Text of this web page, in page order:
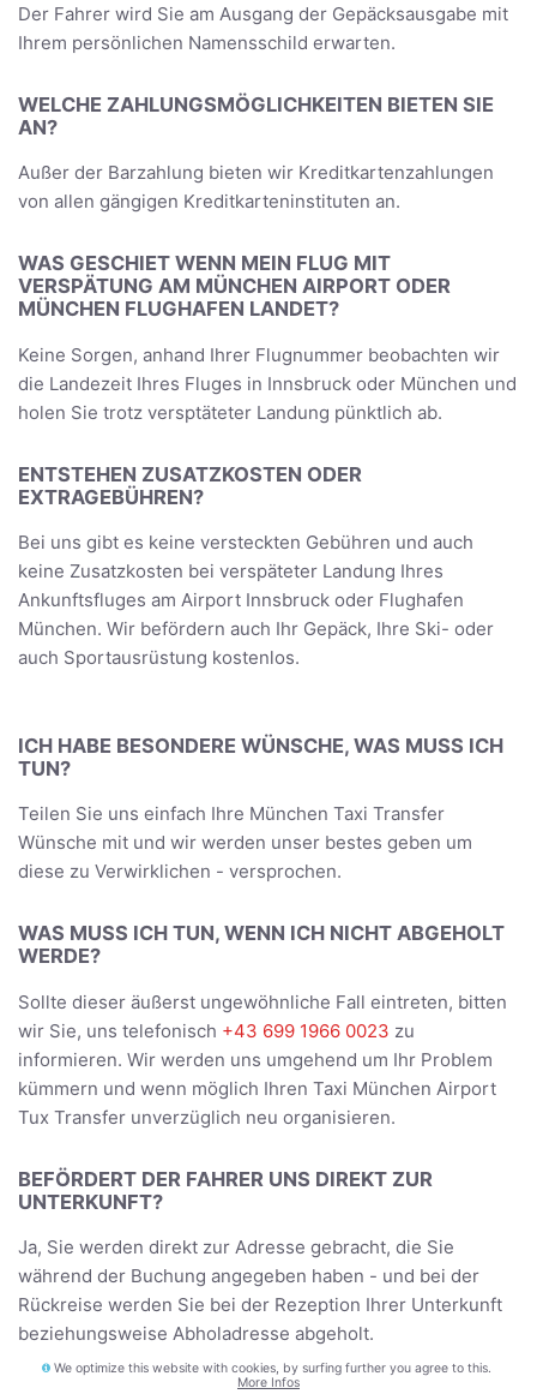
Der Fahrer wird Sie am Ausgang der Gepäcksausgabe mit
Ihrem persönlichen Namensschild erwarten.
WELCHE ZAHLUNGSMÖGLICHKEITEN BIETEN SIE
AN?
Außer der Barzahlung bieten wir Kreditkartenzahlungen
von allen gängigen Kreditkarteninstituten an.
WAS GESCHIET WENN MEIN FLUG MIT
VERSPÄTUNG AM MÜNCHEN AIRPORT ODER
MÜNCHEN FLUGHAFEN LANDET?
Keine Sorgen, anhand Ihrer Flugnummer beobachten wir
die Landezeit Ihres Fluges in Innsbruck oder München und
holen Sie trotz versptäteter Landung pünktlich ab.
ENTSTEHEN ZUSATZKOSTEN ODER
EXTRAGEBÜHREN?
Bei uns gibt es keine versteckten Gebühren und auch
keine Zusatzkosten bei verspäteter Landung Ihres
Ankunftsfluges am Airport Innsbruck oder Flughafen
München. Wir befördern auch Ihr Gepäck, Ihre Ski- oder
auch Sportausrüstung kostenlos.
ICH HABE BESONDERE WÜNSCHE, WAS MUSS ICH
TUN?
Teilen Sie uns einfach Ihre München Taxi Transfer
Wünsche mit und wir werden unser bestes geben um
diese zu Verwirklichen - versprochen.
WAS MUSS ICH TUN, WENN ICH NICHT ABGEHOLT
WERDE?
Sollte dieser äußerst ungewöhnliche Fall eintreten, bitten
wir Sie, uns telefonisch +43 699 1966 0023 zu
informieren. Wir werden uns umgehend um Ihr Problem
kümmern und wenn möglich Ihren Taxi München Airport
Tux Transfer unverzüglich neu organisieren.
BEFÖRDERT DER FAHRER UNS DIREKT ZUR
UNTERKUNFT?
Ja, Sie werden direkt zur Adresse gebracht, die Sie
während der Buchung angegeben haben - und bei der
Rückreise werden Sie bei der Rezeption Ihrer Unterkunft
beziehungsweise Abholadresse abgeholt.
We optimize this website with cookies, by surfing further you agree to this.
More Infos